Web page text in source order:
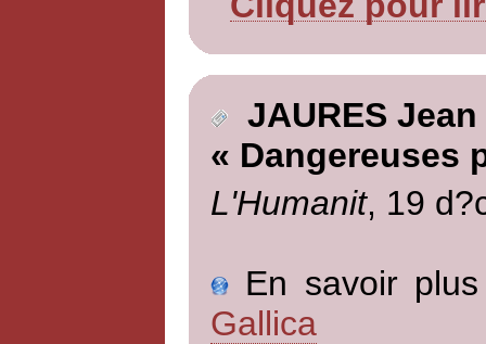
JAURES Jean
« Dangereuses
L'Humanit, 19
En savoir
Gallica